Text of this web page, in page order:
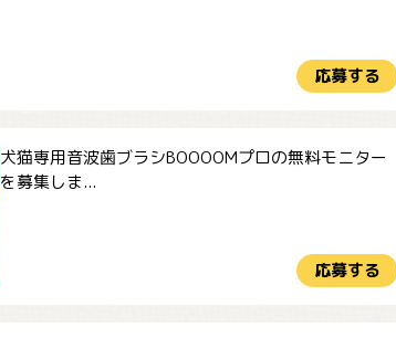
応募する
犬猫専用音波歯ブラシBOOOOMプロの無料モニター
を募集しま...
応募する